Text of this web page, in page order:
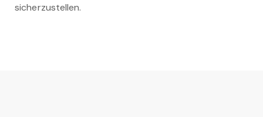
sicherzustellen.